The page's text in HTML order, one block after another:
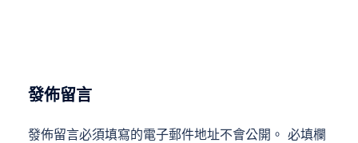
發佈留言
發佈留言必須填寫的電子郵件地址不會公開。 必填欄